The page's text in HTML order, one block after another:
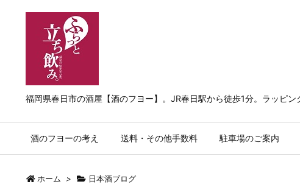
福岡県春日市の酒屋【酒のフヨー】。JR春日駅から徒歩1分。ラッピ
酒のフヨーの考え 送料・その他手数料 駐車場のご案内
ホーム > 日本酒ブログ